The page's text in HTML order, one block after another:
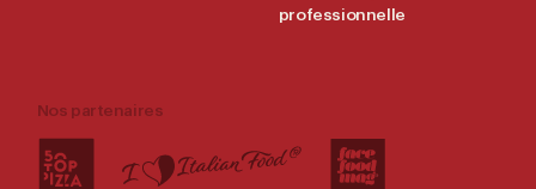
professionnelle
Nos partenaires